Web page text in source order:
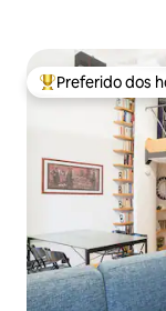
Entre os
Preferido dos